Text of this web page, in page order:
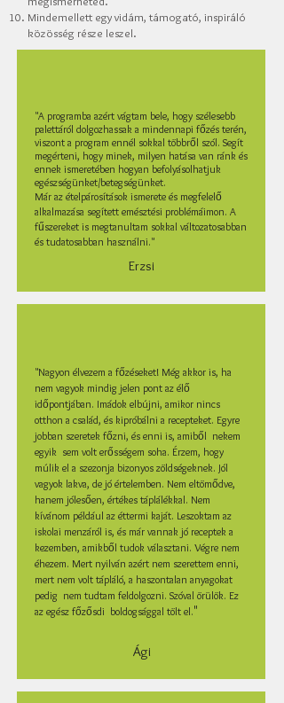
Mindemellett egy vidám, támogató, inspiráló
közösség része leszel.
"A programba azért vágtam bele, hogy szélesebb
palettáról dolgozhassak a mindennapi főzés terén,
viszont a program ennél sokkal többről szól. Segít
megérteni, hogy minek, milyen hatása van ránk és
ennek ismeretében hogyan befolyásolhatjuk
egészségünket/betegségünket.
Már az ételpárosítások ismerete és megfelelő
alkalmazása segített emésztési problémáimon. A
fűszereket is megtanultam sokkal változatosabban
és tudatosabban használni."
Erzsi
"Nagyon élvezem a főzéseket! Még akkor is, ha
nem vagyok mindig jelen pont az élő
időpontjában. Imádok elbújni, amikor nincs
otthon a család, és kipróbálni a recepteket. Egyre
jobban szeretek főzni, és enni is, amiből nekem
egyik sem volt erősségem soha. Érzem, hogy
múlik el a szezonja bizonyos zöldségeknek. Jól
vagyok lakva, de jó értelemben. Nem eltömődve,
hanem jólesően, értékes táplálékkal. Nem
kívánom például az éttermi kaját. Leszoktam az
iskolai menzáról is, és már vannak jó receptek a
kezemben, amikből tudok választani. Végre nem
éhezem. Mert nyilván azért nem szerettem enni,
mert nem volt tápláló, a haszontalan anyagokat
pedig nem tudtam feldolgozni. Szóval örülök. Ez
az egész főzősdi boldogsággal tölt el."
Ági